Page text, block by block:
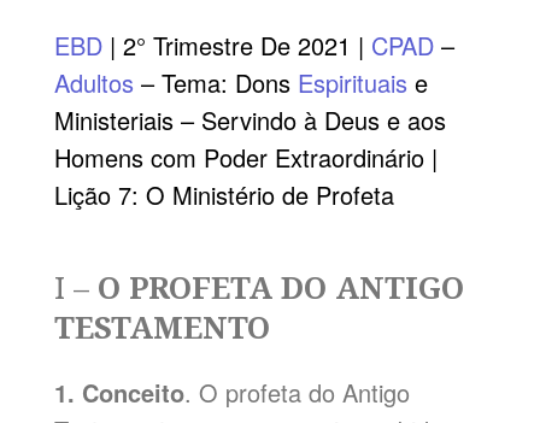
EBD| 2° Trimestre De 2021 | CPAD–
Adultos – Tema: Dons Espirituais e
Ministeriais – Servindo à Deus e aos
Homens com Poder Extraordinário |
Lição 7: O Ministério de Profeta
I – O PROFETA DO ANTIGO
TESTAMENTO
1. Conceito. O profeta do Antigo